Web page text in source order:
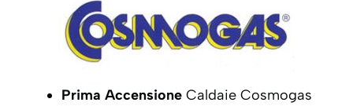
Prima Accensione Caldaie Cosmogas